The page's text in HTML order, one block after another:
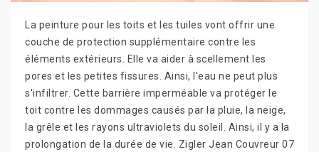
La peinture pour les toits et les tuiles vont offrir une
couche de protection supplémentaire contre les
éléments extérieurs. Elle va aider à scellement les
pores et les petites fissures. Ainsi, l'eau ne peut plus
s'infiltrer. Cette barrière imperméable va protéger le
toit contre les dommages causés par la pluie, la neige,
la grêle et les rayons ultraviolets du soleil. Ainsi, il y a la
prolongation de la durée de vie. Zigler Jean Couvreur 07